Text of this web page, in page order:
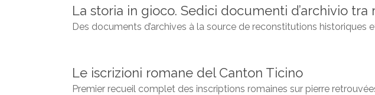
La storia in gioco. Sedici documenti d’archivio
Des documents d’archives à la source de reconstitutions historiques
Le iscrizioni romane del Canton Ticino
Premier recueil complet des inscriptions romaines sur pierre